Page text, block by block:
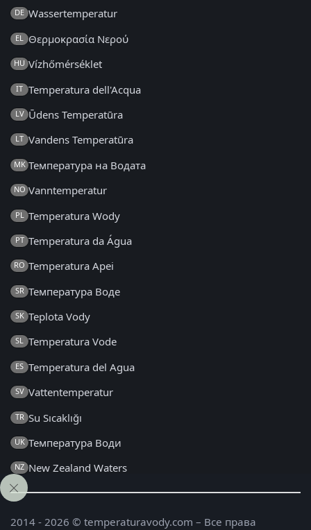
DE Wassertemperatur
EL Θερμοκρασία Νερού
HU Vízhőmérséklet
IT Temperatura dell'Acqua
LV Ūdens Temperatūra
LT Vandens Temperatūra
MK Температура на Водата
NO Vanntemperatur
PL Temperatura Wody
PT Temperatura da Água
RO Temperatura Apei
SR Температура Воде
SK Teplota Vody
SL Temperatura Vode
ES Temperatura del Agua
SV Vattentemperatur
TR Su Sıcaklığı
UK Температура Води
NZ New Zealand Waters
2014 - 2026 © temperaturavody.com – Все права